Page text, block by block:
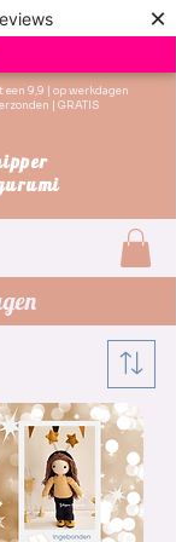
×
9,9 | op werkdagen
| GRATIS